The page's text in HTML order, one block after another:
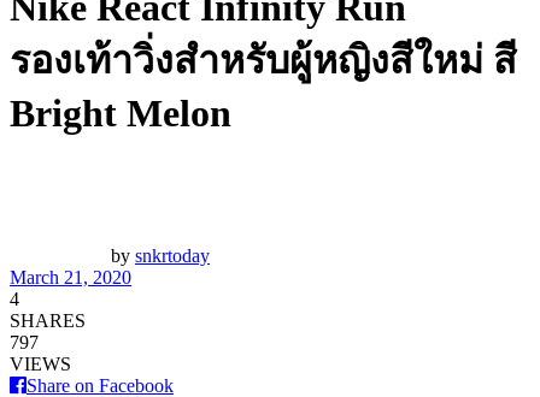
รองเท้าวิ่งสำหรับผู้หญิงสีใหม่ สี
Bright Melon
by snkrtoday
March 21, 2020
4
SHARES
797
VIEWS
Share on Facebook